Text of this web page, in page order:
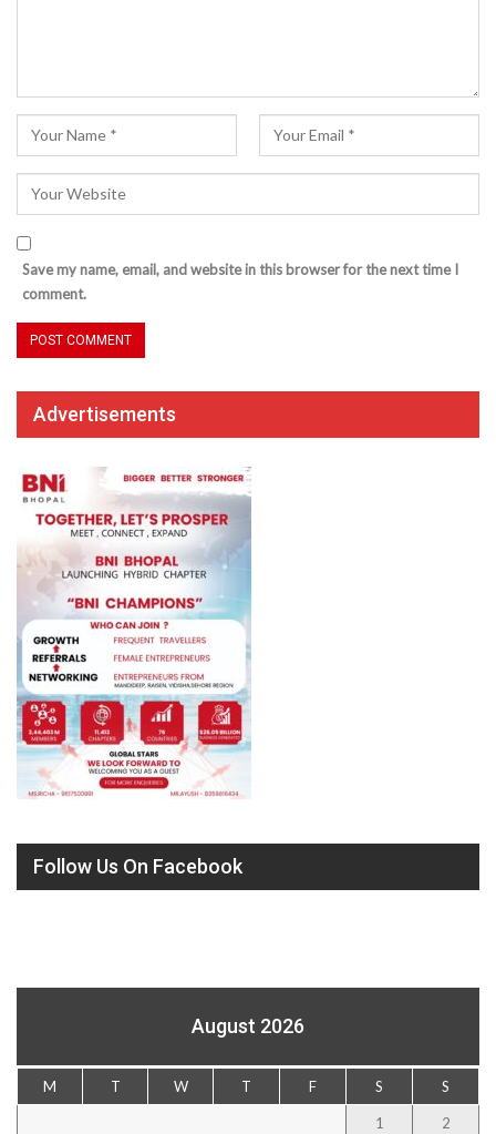
Save my name, email, and website in this browser for the next time I
comment.
Advertisements
Follow Us On Facebook
August 2026
M T W T F S S
1 2